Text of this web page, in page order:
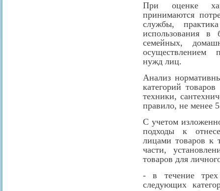
При оценке
принимаются
службы,
использования в
семейных,
осуществлением
нужд лиц.
Анализ
категорий
техники,
правило, не менее
С учетом
подходы к
лицами товаров к
части,
товаров для
- в течение
следующих